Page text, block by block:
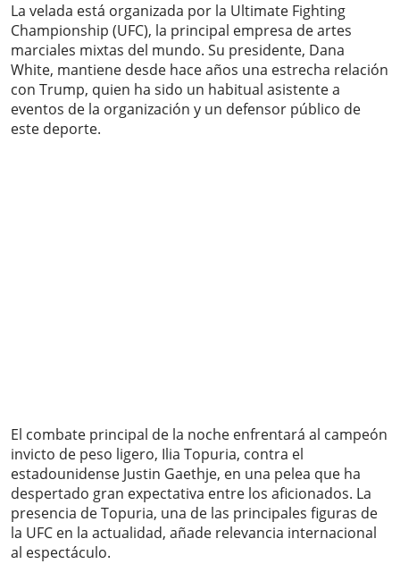
La velada está organizada por la Ultimate Fighting
Championship (UFC), la principal empresa de artes
marciales mixtas del mundo. Su presidente, Dana
White, mantiene desde hace años una estrecha relación
con Trump, quien ha sido un habitual asistente a
eventos de la organización y un defensor público de
este deporte.
El combate principal de la noche enfrentará al campeón
invicto de peso ligero, Ilia Topuria, contra el
estadounidense Justin Gaethje, en una pelea que ha
despertado gran expectativa entre los aficionados. La
presencia de Topuria, una de las principales figuras de
la UFC en la actualidad, añade relevancia internacional
al espectáculo.